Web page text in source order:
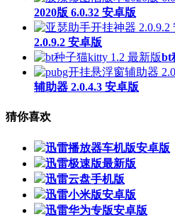
2020版 6.0.32 安卓版
2.0.9.2 安卓版
bt
辅助器 2.0.4.3 安卓版
猜你喜欢
迅雷播放器车机版安卓版
迅雷极速版最新版
迅雷云盘手机版
迅雷小米版安卓版
迅雷华为专版安卓版